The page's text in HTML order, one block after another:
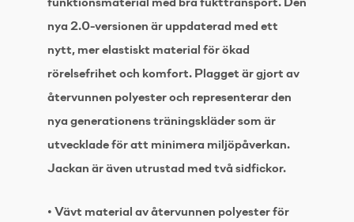
funktionsmaterial med bra fukttransport. Den
nya 2.0-versionen är uppdaterad med ett
nytt, mer elastiskt material för ökad
rörelsefrihet och komfort. Plagget är gjort av
återvunnen polyester och representerar den
nya generationens träningskläder som är
utvecklade för att minimera miljöpåverkan.
Jackan är även utrustad med två sidfickor.
• Vävt material av återvunnen polyester för